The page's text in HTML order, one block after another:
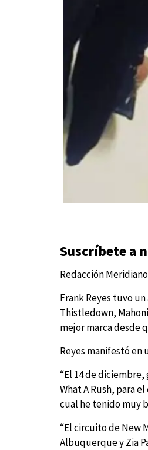
Suscríbete a
Redacción Meridiano
Frank Reyes tuvo
Thistledown,
mejor marca desde
Reyes manifestó en
“El 14 de
What A Rush, para
cual he tenido muy
“El circuito de New
Albuquerque y Zia